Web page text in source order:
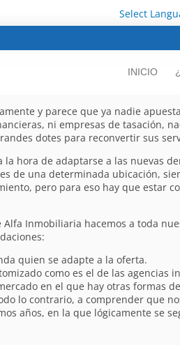
Select
INICIO
y parece que ya nadie
ni empresas de tasación,
dotes para reconvertir sus
la hora de adaptarse a las nuevas
de una determinada ubicación,
pero para eso hay que estar
Inmobiliaria hacemos a toda
quien se adapte a la oferta.
como es el de las
en el que hay otras formas
lo contrario, a comprender que
años, en la que lógicamente se